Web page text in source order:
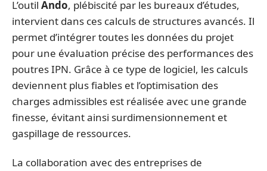
L’outil Ando, plébiscité par les bureaux d’études,
intervient dans ces calculs de structures avancés. Il
permet d’intégrer toutes les données du projet
pour une évaluation précise des performances des
poutres IPN. Grâce à ce type de logiciel, les calculs
deviennent plus fiables et l’optimisation des
charges admissibles est réalisée avec une grande
finesse, évitant ainsi surdimensionnement et
gaspillage de ressources.
La collaboration avec des entreprises de